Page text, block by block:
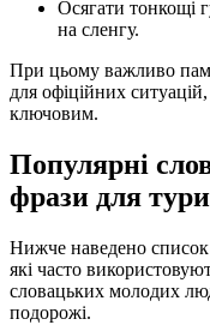
Осягати тонкощі
на сленгу.
При цьому важливо
для офіційних
ключовим.
Популярні
фрази для
Нижче наведено список
які часто
словацьких молодих
подорожі.